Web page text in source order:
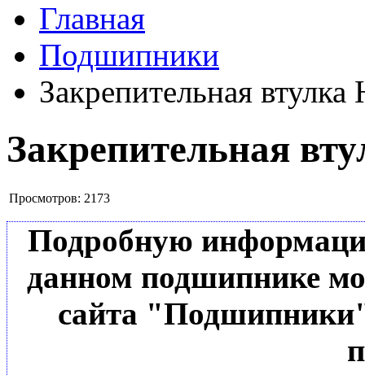
Главная
Подшипники
Закрепительная
Закрепительная
Просмотров: 2173
Подробную
данном подшипнике
сайта